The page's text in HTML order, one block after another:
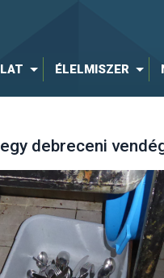
ÉLELMISZER
debreceni